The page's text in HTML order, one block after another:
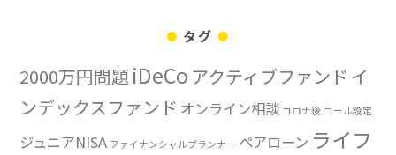
タグ
2000万円問題 iDeCo アクティブファンド イ
ンデックスファンド オンライン相談 コロナ後 ゴール設定
ジュニアNISA ファイナンシャルプランナー ペアローン ライフ